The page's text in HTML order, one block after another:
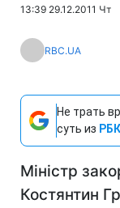
13:39 29.12.2011 Чт
RBC.UA
Не трать
суть из
Міністр
Костянтин